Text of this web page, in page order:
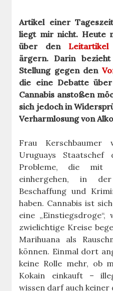
Artikel einer
liegt mir nicht. Heute
über den
ärgern. Darin bezieht
Stellung gegen den
die eine Debatte
Cannabis anstoßen
sich jedoch in
Verharmlosung von
Frau
Uruguays
Probleme, die mit
einhergehen, in
Beschaffung und
haben. Cannabis ist
eine
zwielichtige Kreise
Marihuana als
können. Einmal dort
keine Rolle mehr, ob
Kokain einkauft –
wissen darf auch keiner